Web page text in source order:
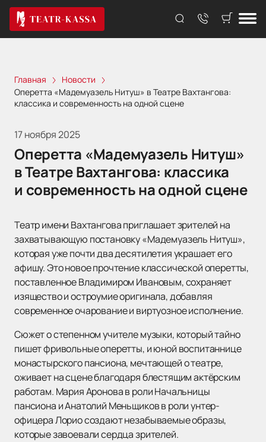
Главная
Новости
Оперетта «Мадемуазель Нитуш» в Театре Вахтангова:
классика и современность на одной сцене
17 ноября 2025
Оперетта «Мадемуазель Нитуш»
в Театре Вахтангова: классика
и современность на одной сцене
Театр имени Вахтангова приглашает зрителей на
захватывающую постановку «Мадемуазель Нитуш»,
которая уже почти два десятилетия украшает его
афишу. Это новое прочтение классической оперетты,
поставленное Владимиром Ивановым, сохраняет
изящество и остроумие оригинала, добавляя
современное очарование и виртуозное исполнение.
Сюжет о степенном учителе музыки, который тайно
пишет фривольные оперетты, и юной воспитаннице
монастырского пансиона, мечтающей о театре,
оживает на сцене благодаря блестящим актёрским
работам. Мария Аронова в роли Начальницы
пансиона и Анатолий Меньщиков в роли унтер-
офицера Лорио создают незабываемые образы,
которые завоевали сердца зрителей.